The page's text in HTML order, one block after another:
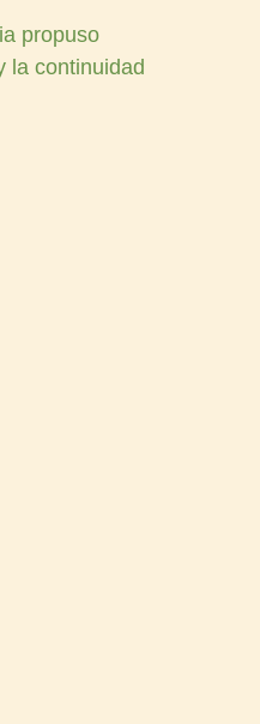
propuso
la continuidad